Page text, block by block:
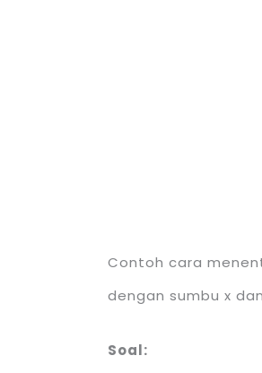
Contoh cara
dengan sumbu x
Soal: